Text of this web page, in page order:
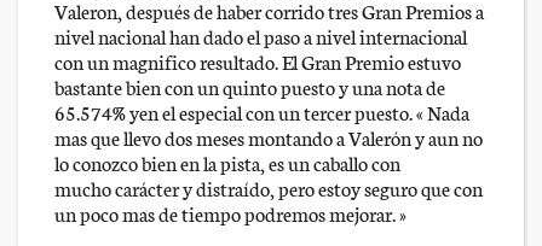
Valeron, después de haber corrido tres Gran Premios a
nivel nacional han dado el paso a nivel internacional
con un magnifico resultado. El Gran Premio estuvo
bastante bien con un quinto puesto y una nota de
65.574% yen el especial con un tercer puesto. « Nada
mas que llevo dos meses montando a Valerón y aun no
lo conozco bien en la pista, es un caballo con
mucho carácter y distraído, pero estoy seguro que con
un poco mas de tiempo podremos mejorar. »